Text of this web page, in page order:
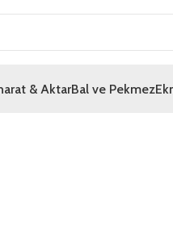
& AktarBal ve Pekmez